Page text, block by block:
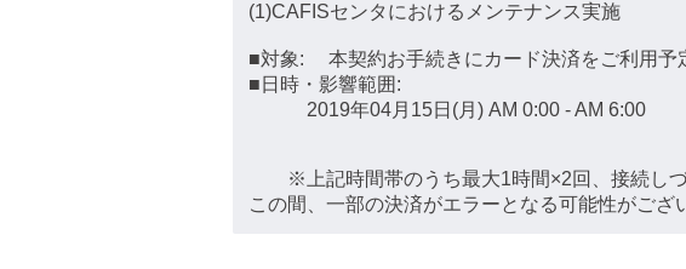
(1)CAFISセンタにおけるメンテナンス実施
■対象: 本契約お手続きにカード決済をご利用予
■日時・影響範囲:
2019年04月15日(月) AM 0:00 - AM 6:00
※上記時間帯のうち最大1時間×2回、接続しづ
この間、一部の決済がエラーとなる可能性がござ